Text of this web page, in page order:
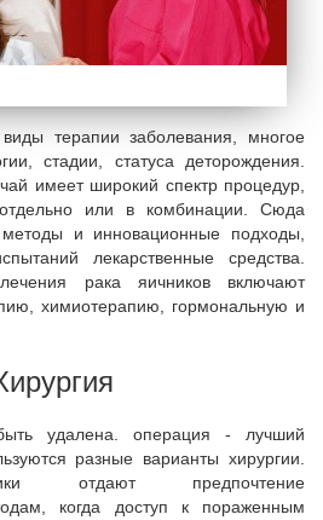
терапии заболевания, многое
стадии, статуса деторождения.
имеет широкий спектр процедур,
отдельно или в комбинации. Сюда
методы и инновационные подходы,
лекарственные средства.
рака яичников включают
химиотерапию, гормональную и
удалена. операция - лучший
разные варианты хирургии.
отдают предпочтение
когда доступ к пораженным